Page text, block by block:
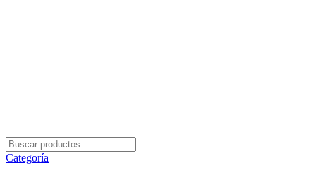
Categoría